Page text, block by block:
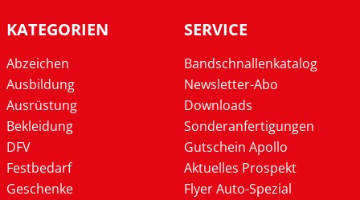
KATEGORIEN
Abzeichen
Ausbildung
Ausrüstung
Bekleidung
DFV
Festbedarf
Geschenke
SERVICE
Bandschnallenkatalog
Newsletter-Abo
Downloads
Sonderanfertigungen
Gutschein Apollo
Aktuelles Prospekt
Flyer Auto-Spezial